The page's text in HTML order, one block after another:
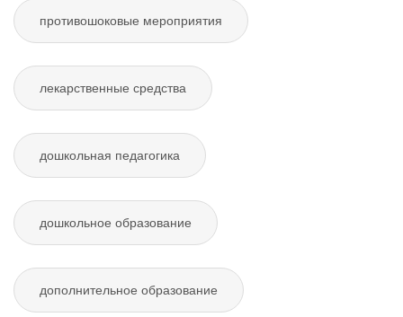
противошоковые мероприятия
лекарственные средства
дошкольная педагогика
дошкольное образование
дополнительное образование